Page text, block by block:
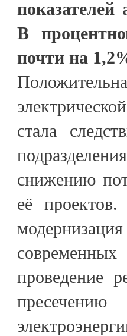
показателей
В
почти на
стала
снижению
её
проведение